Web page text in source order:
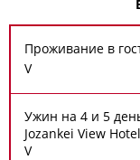
Проживание в
V
Ужин на 4 и 5
Jozankei View Hotel
V